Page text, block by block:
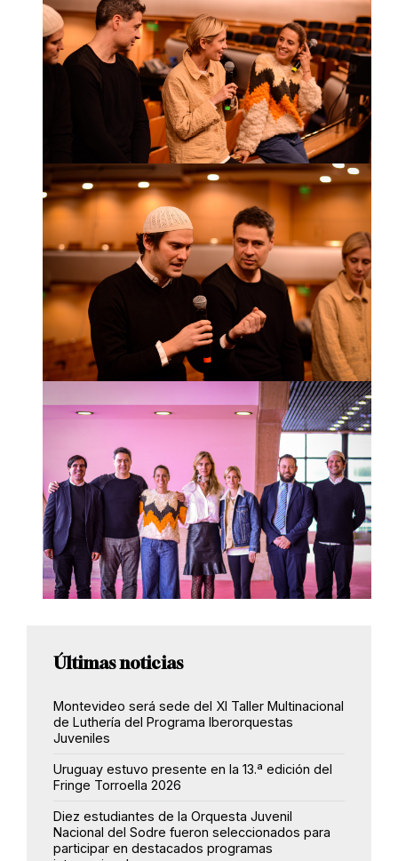
Últimas noticias
Montevideo será sede del XI Taller Multinacional
de Luthería del Programa Iberorquestas
Juveniles
Uruguay estuvo presente en la 13.ª edición del
Fringe Torroella 2026
Diez estudiantes de la Orquesta Juvenil
Nacional del Sodre fueron seleccionados para
participar en destacados programas